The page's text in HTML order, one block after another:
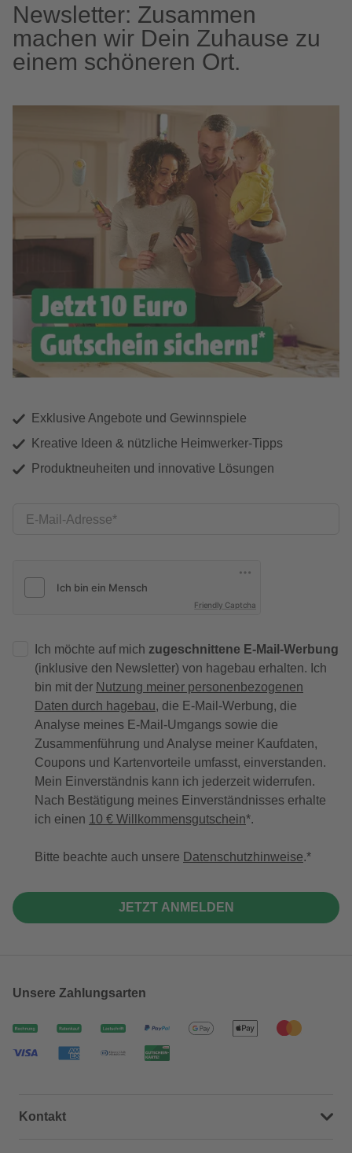
Newsletter: Zusammen
machen wir Dein Zuhause zu
einem schöneren Ort.
Exklusive Angebote und Gewinnspiele
Kreative Ideen & nützliche Heimwerker-Tipps
Produktneuheiten und innovative Lösungen
E-Mail-Adresse
Friendly Captcha
Ich möchte auf mich zugeschnittene E-Mail-Werbung
(inklusive den Newsletter) von hagebau erhalten. Ich
bin mit der Nutzung meiner personenbezogenen
Daten durch hagebau, die E-Mail-Werbung, die
Analyse meines E-Mail-Umgangs sowie die
Zusammenführung und Analyse meiner Kaufdaten,
Coupons und Kartenvorteile umfasst, einverstanden.
Mein Einverständnis kann ich jederzeit widerrufen.
Nach Bestätigung meines Einverständnisses erhalte
ich einen 10 € Willkommensgutschein*.
Bitte beachte auch unsere Datenschutzhinweise.
JETZT ANMELDEN
Unsere Zahlungsarten
Kontakt